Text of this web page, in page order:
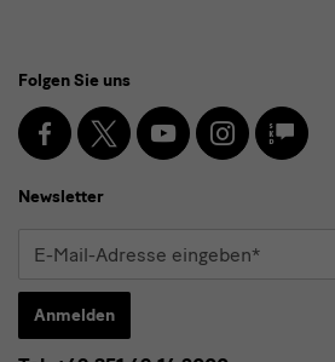
Media
und
Newsletter
Folgen Sie uns
Facebook
X YoutubeInstagramSKD
Blog
Newsletter
E-
Adresse
Anmelden